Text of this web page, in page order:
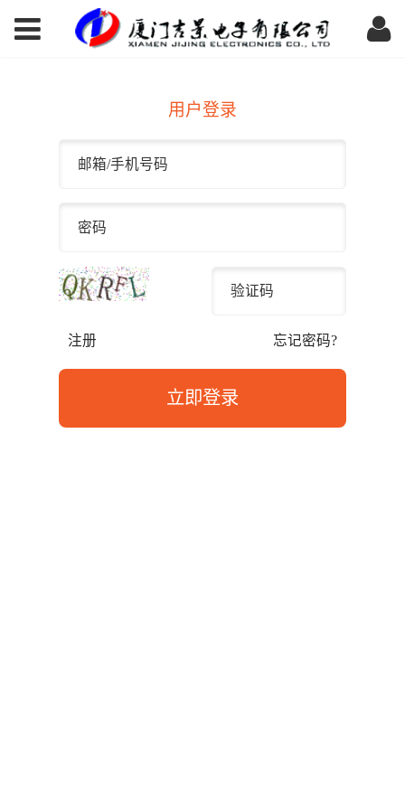
用户登录
注册 忘记密码?